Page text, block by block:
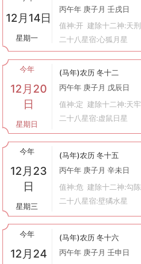
12月14日
星期一
丙午年 庚子月 壬戌日
值神:开 建除十二神:天刑
二十八星宿:心狐月星
今年
12月20
日
星期日
(马年)农历 冬十二
丙午年 庚子月 戊辰日
值神:定 建除十二神:天牢
二十八星宿:虚鼠日星
今年
12月23
日
星期三
(马年)农历 冬十五
丙午年 庚子月 辛未日
值神:危 建除十二神:勾陈
二十八星宿:壁獝水星
今年
12月24
(马年)农历 冬十六
丙午年 庚子月 壬申日